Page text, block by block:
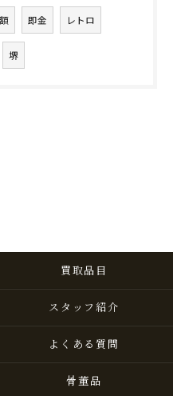
即金 レトロ
堺
買取品目
スタッフ紹介
よくある質問
骨董品